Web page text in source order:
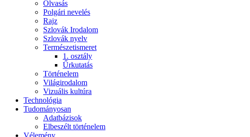
Olvasás
Polgári nevelés
Rajz
Szlovák Irodalom
Szlovák nyelv
Természetismeret
1. osztály
Űrkutatás
Történelem
Világirodalom
Vizuális kultúra
Technológia
Tudományosan
Adatbázisok
Elbeszélt történelem
Vélemény